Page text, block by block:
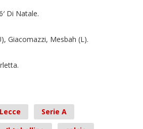
Di Natale.
Giacomazzi, Mesbah (L).
Serie A